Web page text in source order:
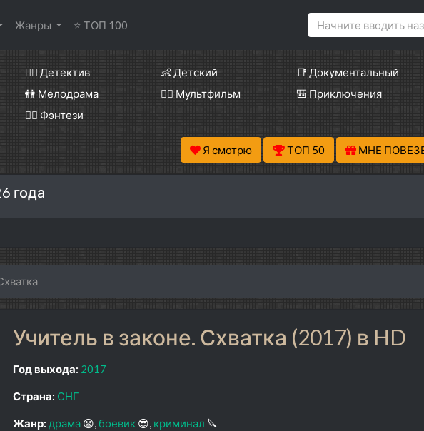
Жанры ⭐ ТОП 100
🕵️‍♂️ Детектив 👶 Детский 📑 Документальный
👫 Мелодрама 🧚‍♀️ Мультфильм 🎒 Приключения
🧝‍♂️ Фэнтези
Я смотрю ТОП 50 МНЕ
года
Учитель в законе. Схватка (2017) в HD
Год выхода: 2017
Страна: СНГ
Жанр: драма 😫 боевик 😎 криминал 🔪